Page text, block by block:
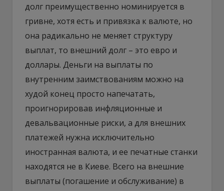
долг преимущественно номинируется в
гривне, хотя есть и привязка к валюте, но
она радикально не меняет структуру
выплат, то внешний долг – это евро и
доллары. Деньги на выплаты по
внутренним заимствованиям можно на
худой конец просто напечатать,
проигнорировав инфляционные и
девальвационные риски, а для внешних
платежей нужна исключительно
иностранная валюта, и ее печатные станки
находятся не в Киеве. Всего на внешние
выплаты (погашение и обслуживание) в